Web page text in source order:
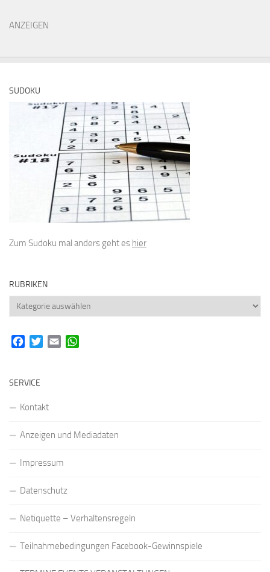
ANZEIGEN
SUDOKU
Zum Sudoku mal anders geht es hier
RUBRIKEN
Rubriken
FacebookTwitterEmail
SERVICE
Kontakt
Anzeigen und Mediadaten
Impressum
Datenschutz
Netiquette – Verhaltensregeln
Teilnahmebedingungen Facebook-Gewinnspiele